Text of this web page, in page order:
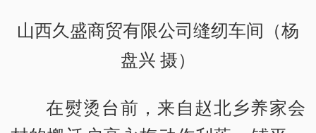
山西久盛商贸有限公司缝纫车间（杨
盘兴 摄）
在熨烫台前，来自赵北乡养家会